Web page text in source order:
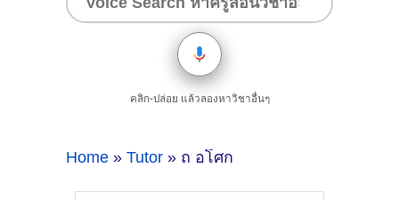
คลิก-ปล่อย แล้วลองหาวิชาอื่นๆ
Home » Tutor » ถ อโศก